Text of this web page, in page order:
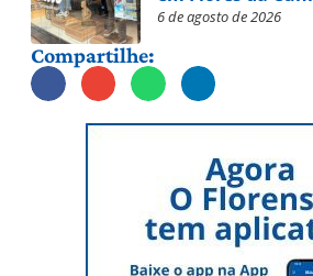
6 de agosto de 2026
Compartilhe: